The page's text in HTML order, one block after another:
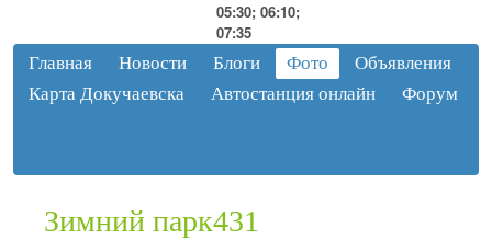
05:30; 06:10;
07:35
Главная Новости Блоги Фото
Объявления
Карта Докучаевска
Автостанция онлайн Форум
Зимний парк431